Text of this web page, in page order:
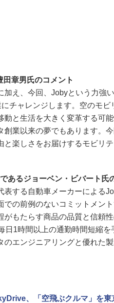
田章男氏のコメント
え、今回、Jobyという力強
にチャレンジします。空のモビ
動と生活を大きく変革する可
創業以来の夢でもあります。
と楽しさをお届けするモビリ
あるジョーベン・ビバート氏
する自動車メーカーによる
での前例のないコミットメン
がもたらす商品の品質と信頼
日1時間以上の通勤時間短縮を
のエンジニアリングと優れた
、「空飛ぶクルマ」を東